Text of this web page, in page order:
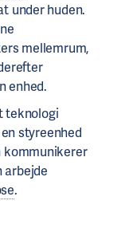
under huden.
mellemrum,
enhed.
teknologi
styreenhed
kommunikerer
arbejde
.